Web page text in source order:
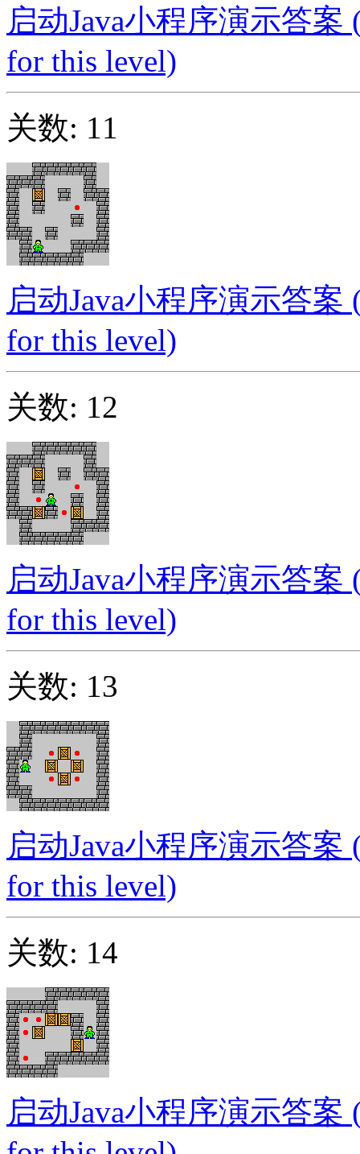
启动Java小程序演示答案
for this level)
关数: 11
启动Java小程序演示答案
for this level)
关数: 12
启动Java小程序演示答案
for this level)
关数: 13
启动Java小程序演示答案
for this level)
关数: 14
启动Java小程序演示答案